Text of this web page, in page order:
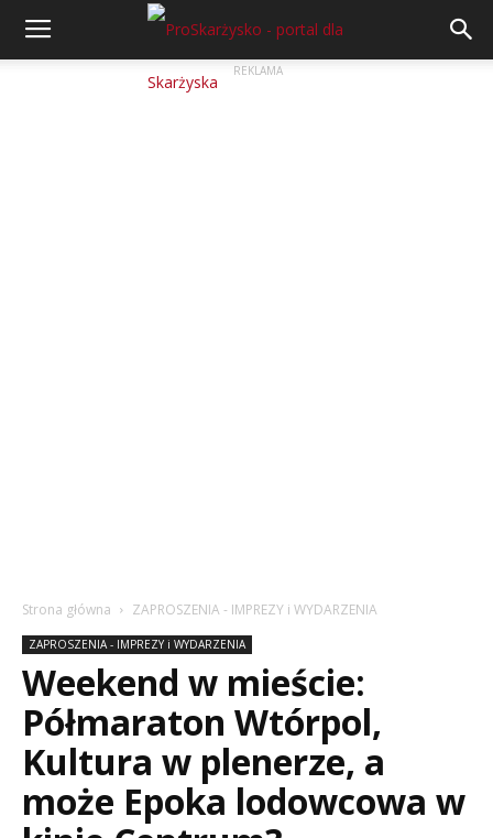
REKLAMA
Strona główna ZAPROSZENIA - IMPREZY i WYDARZENIA
ZAPROSZENIA - IMPREZY i WYDARZENIA
Weekend w mieście:
Półmaraton Wtórpol,
Kultura w plenerze, a
może Epoka lodowcowa w